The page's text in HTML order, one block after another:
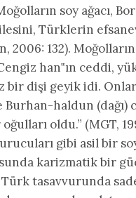
soy ağacı,
Türklerin
2006: 132).
han‟ın ceddi,
bir dişi geyik idi.
haldun (dağı)
oldu.” (MGT,
gibi asil bir
karizmatik bir
tasavvurunda